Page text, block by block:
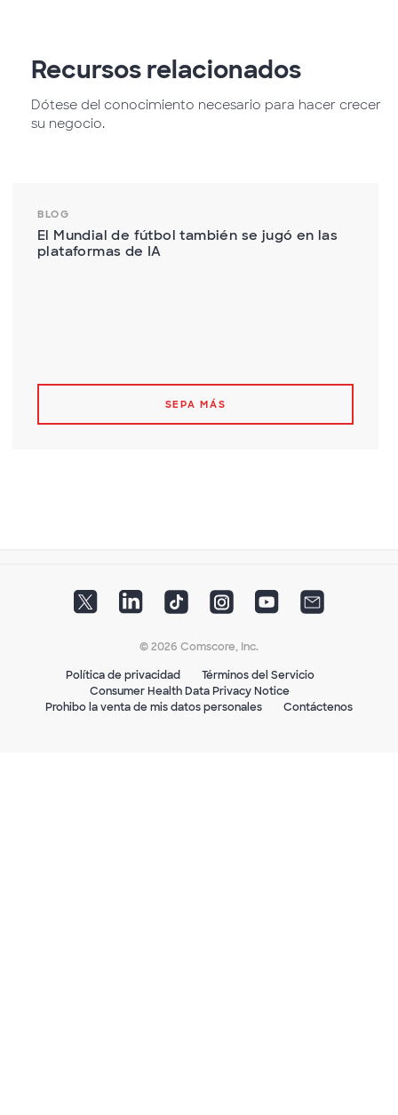
Recursos relacionados
Dótese del conocimiento necesario para hacer crecer
su negocio.
BLOG
El Mundial de fútbol también se jugó en las
plataformas de IA
SEPA MÁS
© 2026 Comscore, Inc.
Política de privacidad
Términos del Servicio
Consumer Health Data Privacy Notice
Prohibo la venta de mis datos personales
Contáctenos